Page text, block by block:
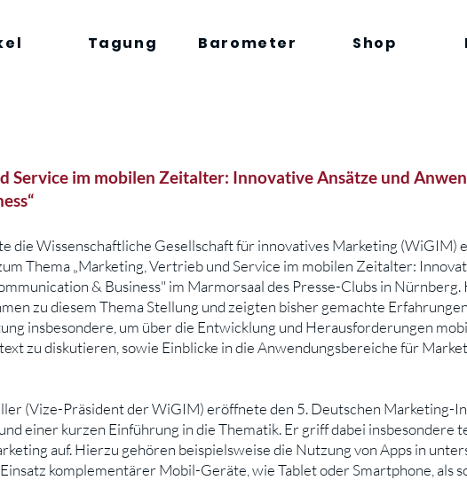
Tagung Barometer Shop
Service im mobilen Zeitalter: Innovative Ansätze und
die Wissenschaftliche Gesellschaft für innovatives Marketing (WiGIM)
Thema „Marketing, Vertrieb und Service im mobilen Zeitalter:
& Business" im Marmorsaal des Presse-Clubs in
zu diesem Thema Stellung und zeigten bisher gemachte
insbesondere, um über die Entwicklung und Herausforderungen
zu diskutieren, sowie Einblicke in die Anwendungsbereiche für
(Vize-Präsident der WiGIM) eröffnete den 5. Deutschen Marketing-
einer kurzen Einführung in die Thematik. Er griff dabei insbesondere
auf. Hierzu gehören beispielsweise die Nutzung von Apps in
komplementärer Mobil-Geräte, wie Tablet oder Smartphone, als